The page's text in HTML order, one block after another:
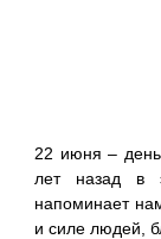
22 июня –
лет назад в
напоминает
и силе людей,